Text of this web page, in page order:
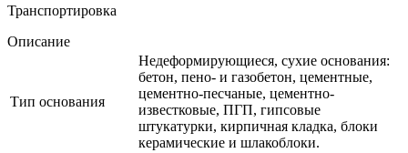
Транспортировка
Описание
Тип основания
Недеформирующиеся, сухие основания:
бетон, пено- и газобетон, цементные,
цементно-песчаные, цементно-
известковые, ПГП, гипсовые
штукатурки, кирпичная кладка, блоки
керамические и шлакоблоки.